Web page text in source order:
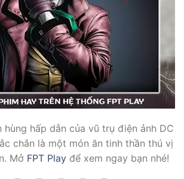
hùng hấp dẫn của vũ trụ điện ảnh DC
chắn là một món ăn tinh thần thú vị
Mở FPT Play để xem ngay bạn nhé!